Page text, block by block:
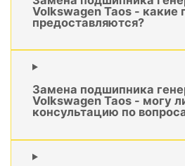
Volkswagen Taos - какие
предоставляются?
Замена подшипника
Volkswagen Taos - могу
консультацию по